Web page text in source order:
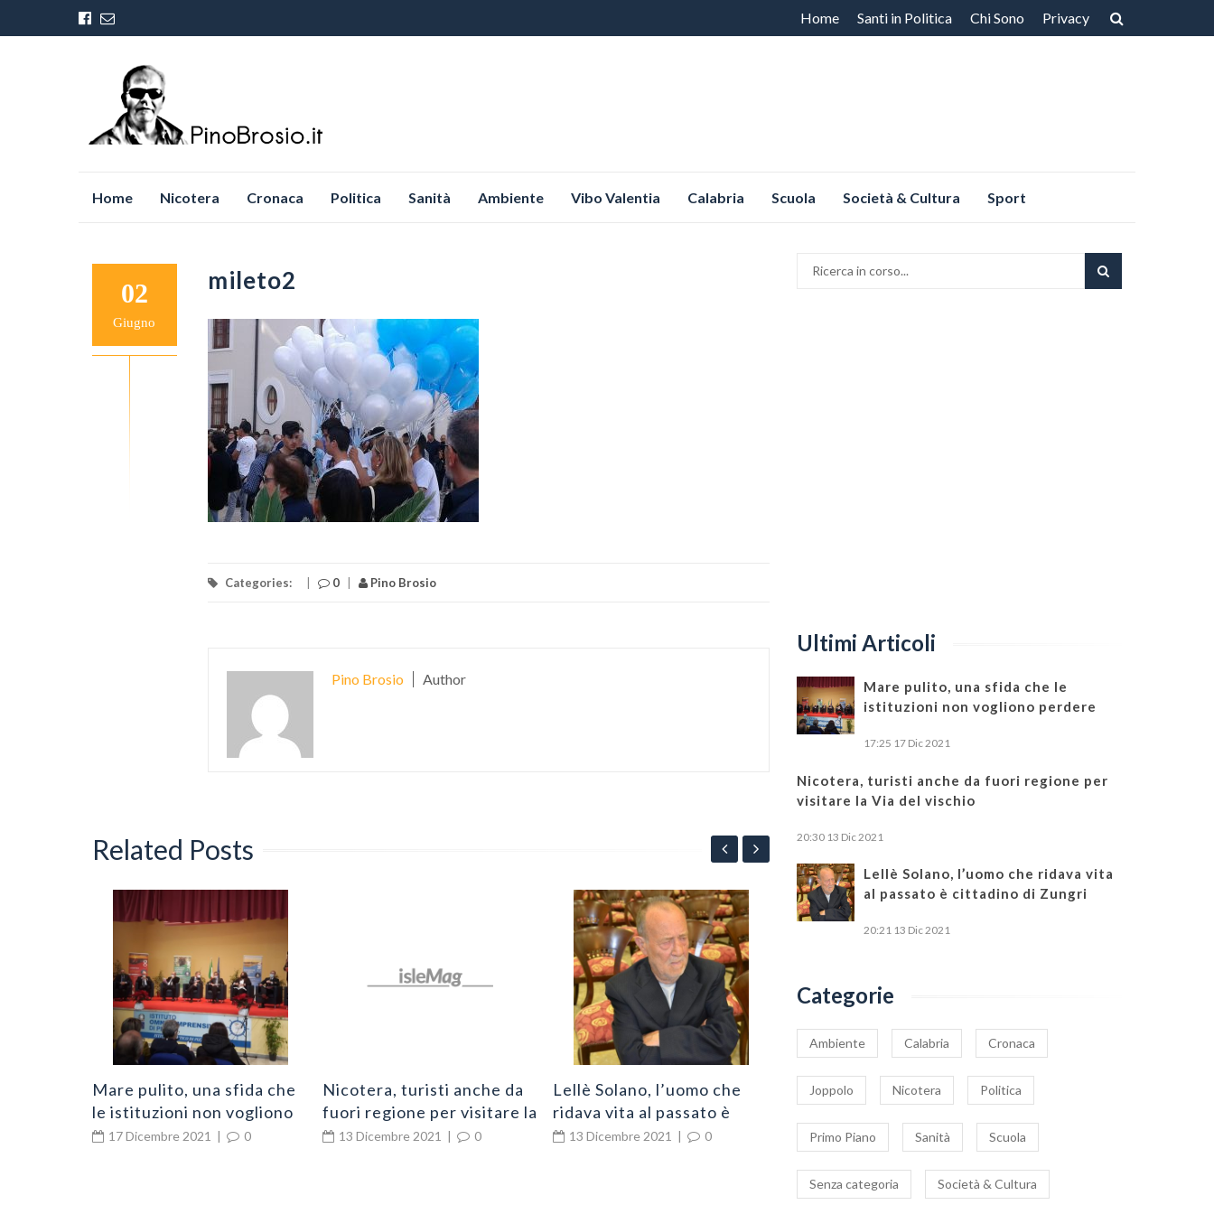
VaiHome Santi in Politica Chi Sono Privacy
Home Nicotera Cronaca Politica Sanità Ambiente Vibo Valentia Calabria Scuola Società & Cultura Sport
02
Giugno
mileto2
Categories: 0 Pino Brosio
Pino Brosio Author
Related Posts
Mare pulito, una sfida che
le istituzioni non vogliono
perdere
17 Dicembre 2021 | 0
Nicotera, turisti anche da
fuori regione per visitare la
Via del vischio
13 Dicembre 2021 | 0
Lellè Solano, l’uomo che
ridava vita al passato è
cittadino di Zungri
13 Dicembre 2021 | 0
Appello dell’Associazione
“Porcinai” alla politica e
l’ex villaggio Valtur di
Nicotera
Ultimi Articoli
Mare pulito, una sfida che le
istituzioni non vogliono perdere
17:25 17 Dic 2021
Nicotera, turisti anche da fuori regione per
visitare la Via del vischio
20:30 13 Dic 2021
Lellè Solano, l’uomo che ridava vita
al passato è cittadino di Zungri
20:21 13 Dic 2021
Categorie
Ambiente Calabria Cronaca
Joppolo Nicotera Politica
Primo Piano Sanità Scuola
Senza categoria Società & Cultura